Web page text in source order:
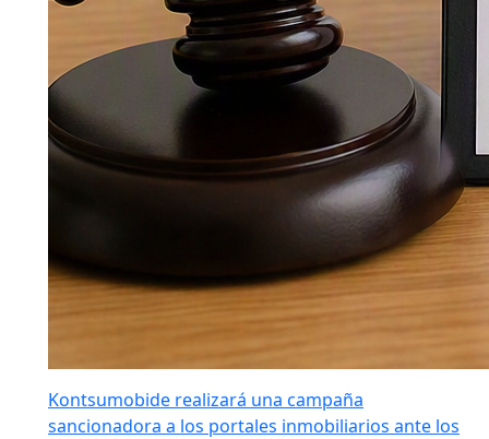
Kontsumobide realizará una campaña
sancionadora a los portales inmobiliarios ante los